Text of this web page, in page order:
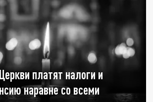
платят налоги и
наравне со всеми